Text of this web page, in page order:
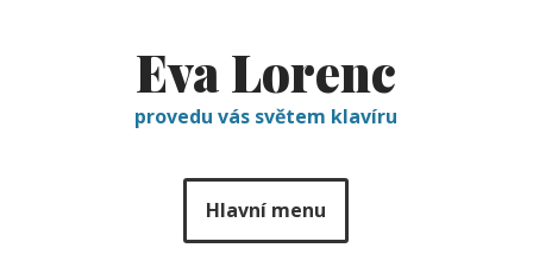
Eva Lorenc
provedu vás světem klavíru
Hlavní menu